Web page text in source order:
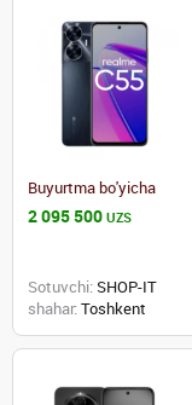
Buyurtma bo'yicha
2 095 500 UZS
Sotuvchi: SHOP-IT
shahar: Toshkent